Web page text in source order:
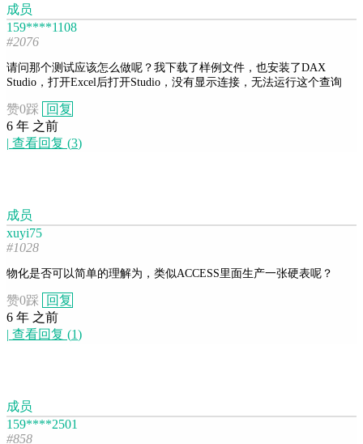
成员
159****1108
#2076
请问那个测试应该怎么做呢？我下载了样例文件，也安装了DAX
Studio，打开Excel后打开Studio，没有显示连接，无法运行这个查询
赞0踩
回复
6 年 之前
| 查看回复 (3)
成员
xuyi75
#1028
物化是否可以简单的理解为，类似ACCESS里面生产一张硬表呢？
赞0踩
回复
6 年 之前
| 查看回复 (1)
成员
159****2501
#858